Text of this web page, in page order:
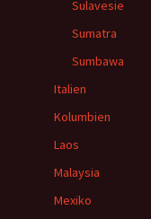
Sulavesie
Sumatra
Sumbawa
Italien
Kolumbien
Laos
Malaysia
Mexiko